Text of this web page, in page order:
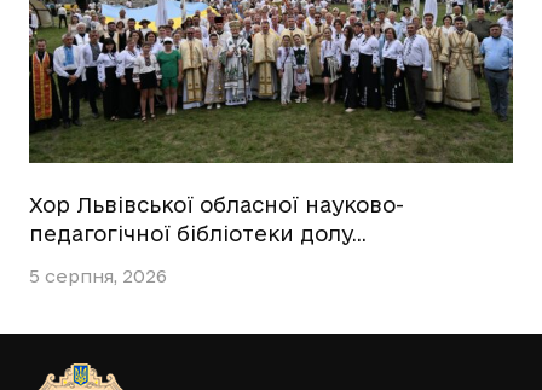
Хор Львівської обласної науково-
педагогічної бібліотеки долу…
5 серпня, 2026